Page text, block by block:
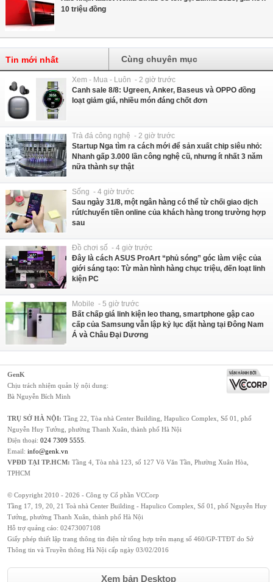
10 triệu đồng
Tin mới nhất Cùng chuyên mục
Xem - Mua - Luôn - 2 giờ trước
Canh sale 8/8: Ugreen, Anker, Baseus và OPPO đồng
loạt giảm giá, nhiều món đáng chốt đơn
Trà đá công nghệ - 2 giờ trước
Startup Nga tìm ra cách mới để sản xuất chip siêu nhỏ:
Nhanh gấp 3.000 lần công nghệ cũ, nhưng ít nhất 3 năm
nữa thành sự thật
Sống - 4 giờ trước
Sau ngày 31/8, một ngân hàng có thể từ chối giao dịch
rút/chuyển tiền online của khách hàng trong trường hợp
sau
Đồ chơi số - 4 giờ trước
Đây là cách ASUS ProArt “phủ sóng” góc làm việc của
giới sáng tạo: Từ màn hình hàng chục triệu, đến loạt linh
kiện PC
Mobile - 5 giờ trước
Bất chấp giá linh kiện leo thang, smartphone gập cao
cấp của Samsung vẫn lập kỷ lục đặt hàng tại Đông Nam
Á và Châu Đại Dương
GenK
Chịu trách nhiệm quản lý nội dung:
Bà Nguyễn Bích Minh
TRỤ SỞ HÀ NỘI: Tầng 22, Tòa nhà Center Building, Hapulico Complex, Số 01, phố
Nguyễn Huy Tưởng, phường Thanh Xuân, thành phố Hà Nội
Điện thoại: 024 7309 5555
Email: info@genk.vn
VPĐD TẠI TP.HCM: Tầng 4, Tòa nhà 123, số 127 Võ Văn Tần, Phường Xuân Hòa,
TPHCM
© Copyright 2010 - 2026 - Công ty Cổ phần VCCorp
Tầng 17, 19, 20, 21 Toà nhà Center Building - Hapulico Complex, Số 01, phố Nguyễn Huy
Tưởng, phường Thanh Xuân, thành phố Hà Nội
Hỗ trợ quảng cáo: 02473007108
Giấy phép thiết lập trang thông tin điện tử tổng hợp trên mạng số 460/GP-TTĐT do Sở
Thông tin và Truyền thông Hà Nội cấp ngày 03/02/2016
Xem bản Desktop